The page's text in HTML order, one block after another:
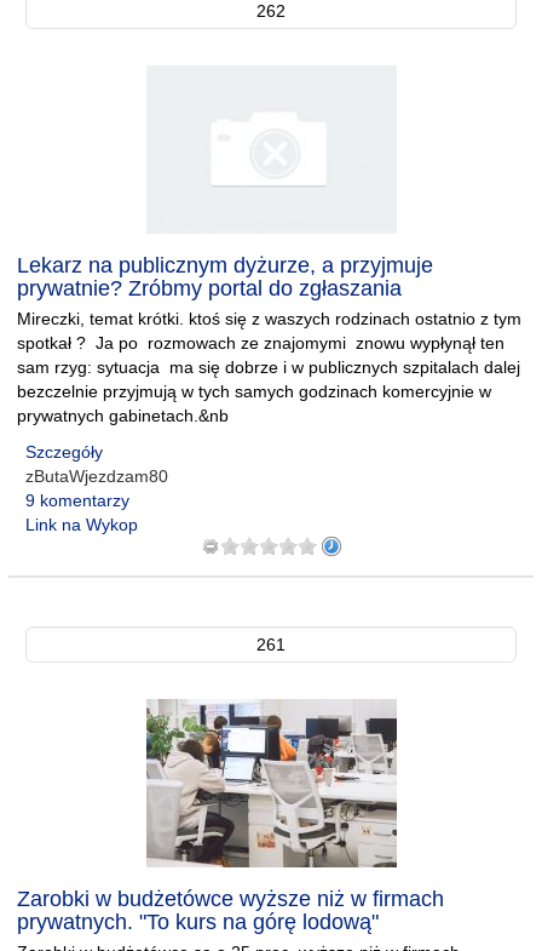
262
Lekarz na publicznym dyżurze, a przyjmuje
prywatnie? Zróbmy portal do zgłaszania
Mireczki, temat krótki. ktoś się z waszych rodzinach ostatnio z tym
spotkał ? Ja po rozmowach ze znajomymi znowu wypłynął ten
sam rzyg: sytuacja ma się dobrze i w publicznych szpitalach dalej
bezczelnie przyjmują w tych samych godzinach komercyjnie w
prywatnych gabinetach.&nb
Szczegóły
zButaWjezdzam80
9 komentarzy
Link na Wykop
261
Zarobki w budżetówce wyższe niż w firmach
prywatnych. "To kurs na górę lodową"